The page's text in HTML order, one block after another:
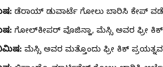
ಡೆರಾಯ್ ಡುವಾರ್ಟೆ ಗೋಲು ಬಾರಿಸಿ ಕೇಪ್
ಗೋಲ್‌ಕೀಪರ್ ವೊಜಿನ್ಹಾ, ಮೆಸ್ಸಿ ಅವರ ಫ್ರೀ ಕಿಕ್
ಮೆಸ್ಸಿ ಅವರ ಮತ್ತೊಂದು ಫ್ರೀ ಕಿಕ್